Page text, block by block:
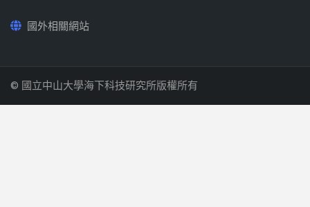
國外相關網站
© 國立中山大學海下科技研究所版權所有